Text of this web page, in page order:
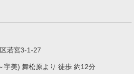
若宮3-1-27
宇美) 舞松原より 徒歩 約12分